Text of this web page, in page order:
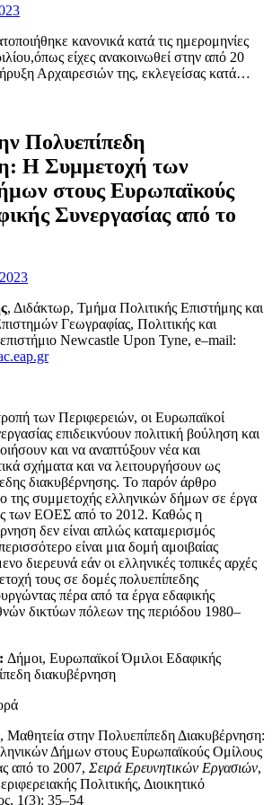
κανονικά κατά τις ημερομηνίες
είχες ανακοινωθεί στην από 20
Αρχαιρεσιών της, εκλεγείσας κατά…
Πολυεπίπεδη
Η Συμμετοχή των
στους Ευρωπαϊκούς
Συνεργασίας από το
, Διδάκτωρ, Τμήμα Πολιτικής Επιστήμης και
Γεωγραφίας, Πολιτικής και
Newcastle Upon Tyne, e–mail:
των Περιφερειών, οι Ευρωπαϊκοί
επιδεικνύουν πολιτική βούληση και
και να αναπτύξουν νέα και
σχήματα και να λειτουργήσουν ως
διακυβέρνησης. Το παρόν άρθρο
της συμμετοχής ελληνικών δήμων σε έργα
των ΕΟΕΣ από το 2012. Καθώς η
δεν είναι απλώς καταμερισμός
είναι μια δομή αμοιβαίας
διερευνά εάν οι ελληνικές τοπικές αρχές
τους σε δομές πολυεπίπεδης
πέρα από τα έργα εδαφικής
δικτύων πόλεων της περιόδου 1980–
Δήμοι, Ευρωπαϊκοί Όμιλοι Εδαφικής
διακυβέρνηση
στην Πολυεπίπεδη Διακυβέρνηση:
Δήμων στους Ευρωπαϊκούς Ομίλους
από το 2007, Σειρά Ερευνητικών Εργασιών,
Πολιτικής, Διοικητικό
1(3): 35–54